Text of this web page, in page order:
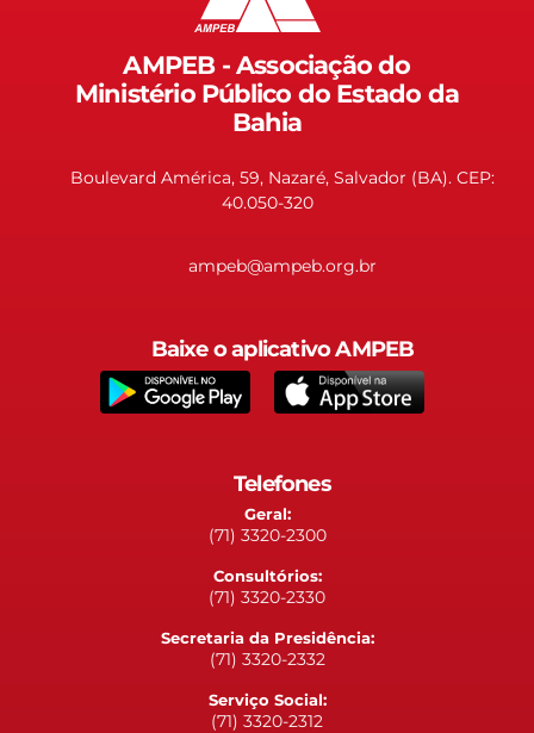
AMPEB - Associação do
Ministério Público do Estado da
Bahia
Boulevard América, 59, Nazaré, Salvador (BA). CEP:
40.050-320
ampeb@ampeb.org.br
Baixe o aplicativo AMPEB
Telefones
Geral:
(71) 3320-2300
Consultórios:
(71) 3320-2330
Secretaria da Presidência:
(71) 3320-2332
Serviço Social:
(71) 3320-2312